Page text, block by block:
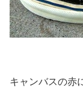
キャンバスの赤